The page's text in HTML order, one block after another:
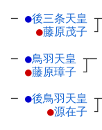
─ ●後三条天皇 ┬
●藤原茂子 ┘
─ ●鳥羽天皇 ┬
●藤原璋子 ┘
─
─ ●後鳥羽天皇 ┬
●源在子 ┘